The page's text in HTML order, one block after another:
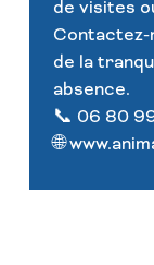
de visites
de la
absence.
📞 06 80
🌐